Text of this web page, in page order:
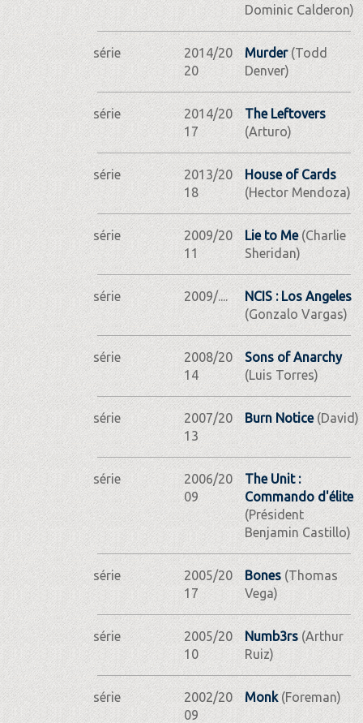
Dominic Calderon)
série
2014/20
20
Murder(Todd
Denver)
série
2014/20
17
The Leftovers
(Arturo)
série
2013/20
18
House of Cards
(Hector Mendoza)
série
2009/20
11
Lie to Me(Charlie
Sheridan)
série 2009/....
NCIS : Los Angeles
(Gonzalo Vargas)
série
2008/20
14
Sons of Anarchy
(Luis Torres)
série
2007/20
13
Burn Notice(David)
série
2006/20
09
The Unit :
Commando d'élite
(Président
Benjamin Castillo)
série
2005/20
17
Bones(Thomas
Vega)
série
2005/20
10
Numb3rs(Arthur
Ruiz)
série
2002/20
09
Monk(Foreman)